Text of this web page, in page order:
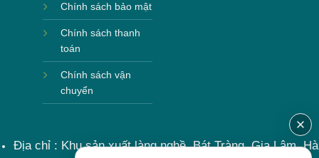
Chính sách bảo mật
Chính sách thanh
toán
Chính sách vận
chuyển
Địa chỉ : Khu sản xuất làng nghề, Bát Tràng, Gia Lâm, Hà